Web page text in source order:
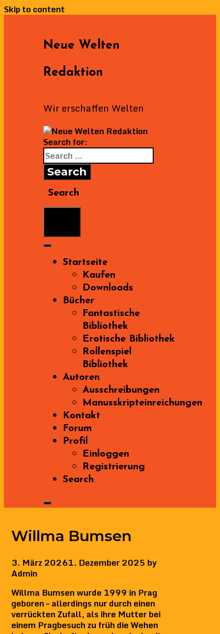
Skip to content
Neue Welten
Redaktion
Wir erschaffen Welten
Search for:
Search
Startseite
Kaufen
Downloads
Bücher
Fantastische
Bibliothek
Erotische Bibliothek
Rollenspiel
Bibliothek
Autoren
Ausschreibungen
Manusskripteinreichungen
Kontakt
Forum
Profil
Einloggen
Registrierung
Search
Willma Bumsen
3. März 20261. Dezember 2025 by
Admin
Willma Bumsen wurde 1999 in Prag
geboren – allerdings nur durch einen
verrückten Zufall, als ihre Mutter bei
einem Pragbesuch zu früh die Wehen